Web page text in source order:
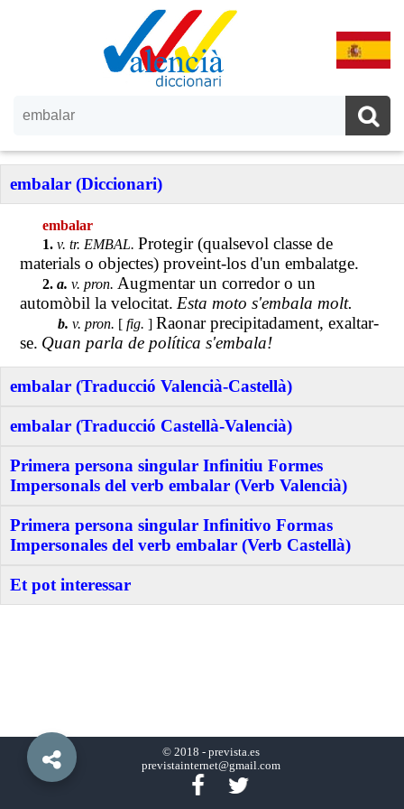
embalar (Diccionari)
embalar
1. v. tr. EMBAL. Protegir (qualsevol classe de
materials o objectes) proveint-los d'un embalatge.
2. a.v. pron. Augmentar un corredor o un
automòbil la velocitat. Esta moto s'embala molt.
b.v. pron. [ fig. ] Raonar precipitadament, exaltar-
se. Quan parla de política s'embala!
embalar (Traducció Valencià-Castellà)
embalar (Traducció Castellà-Valencià)
Primera persona singular Infinitiu Formes
Impersonals del verb embalar (Verb Valencià)
Primera persona singular Infinitivo Formas
Impersonales del verb embalar (Verb Castellà)
Et pot interessar
© 2018 - prevista.es
previstainternet@gmail.com